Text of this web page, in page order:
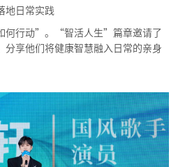
日常实践
何行动”。“智活人生”篇章邀请了
分享他们将健康智慧融入日常的亲身